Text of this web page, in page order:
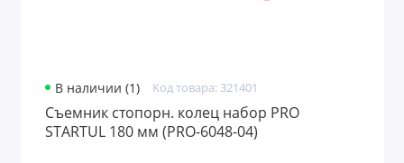
В наличии (1) Код товара: 321401
Съемник стопорн. колец набор PRO
STARTUL 180 мм (PRO-6048-04)